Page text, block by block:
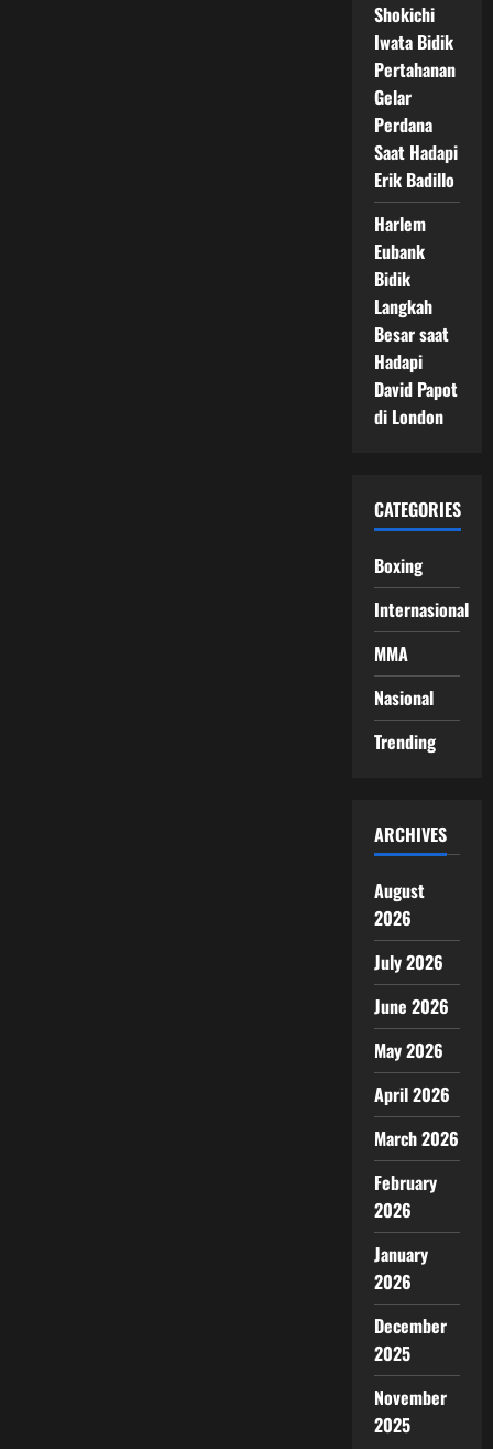
Shokichi
Iwata Bidik
Pertahanan
Gelar
Perdana
Saat Hadapi
Erik Badillo
Harlem
Eubank
Bidik
Langkah
Besar saat
Hadapi
David Papot
di London
CATEGORIES
Boxing
Internasional
MMA
Nasional
Trending
ARCHIVES
August
2026
July 2026
June 2026
May 2026
April 2026
March 2026
February
2026
January
2026
December
2025
November
2025